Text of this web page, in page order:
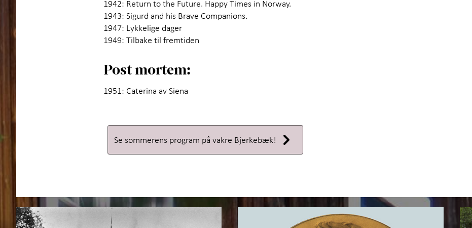
1942: Return to the Future. Happy Times in Norway.
1943: Sigurd and his Brave Companions.
1947: Lykkelige dager
1949: Tilbake til frem­tiden
Post mortem:
1951: Caterina av Siena
Se sommerens program på vakre Bjerkebæk!